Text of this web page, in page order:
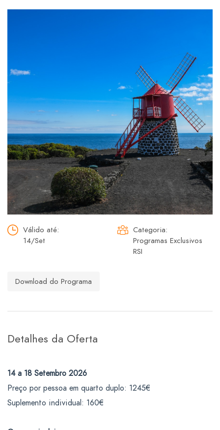
Válido até:
14/Set
Categoria:
Programas Exclusivos
RSI
Download do Programa
Detalhes da Oferta
14 a 18 Setembro 2026
Preço por pessoa em quarto duplo: 1245€
Suplemento individual: 160€